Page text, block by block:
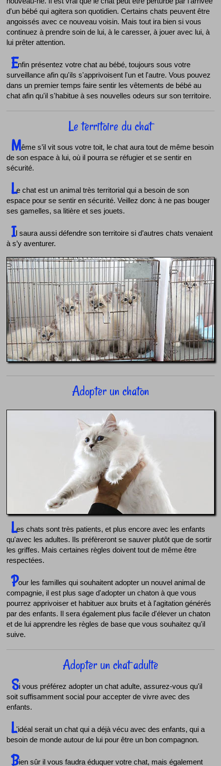
d'un bébé qui agitera son quotidien. Certains chats peuvent être
angoissés avec ce nouveau voisin. Mais tout ira bien si vous
continuez à prendre soin de lui, à le caresser, à jouer avec lui, à
lui prêter attention.
Enfin présentez votre chat au bébé, toujours sous votre
surveillance afin qu'ils s'apprivoisent l'un et l'autre. Vous pouvez
dans un premier temps faire sentir les vêtements de bébé au
chat afin qu'il s'habitue à ses nouvelles odeurs sur son territoire.
Le territoire du chat
Même s’il vit sous votre toit, le chat aura tout de même besoin
de son espace à lui, où il pourra se réfugier et se sentir en
sécurité.
Le chat est un animal très territorial qui a besoin de son
espace pour se sentir en sécurité. Veillez donc à ne pas bouger
ses gamelles, sa litière et ses jouets.
Il saura aussi défendre son territoire si d’autres chats venaient
à s’y aventurer.
Adopter un chaton
Les chats sont très patients, et plus encore avec les enfants
qu'avec les adultes. Ils préfèreront se sauver plutôt que de sortir
les griffes. Mais certaines règles doivent tout de même être
respectées.
Pour les familles qui souhaitent adopter un nouvel animal de
compagnie, il est plus sage d'adopter un chaton à que vous
pourrez apprivoiser et habituer aux bruits et à l'agitation générés
par des enfants. Il sera également plus facile d'élever un chaton
et de lui apprendre les règles de base que vous souhaitez qu'il
suive.
Adopter un chat adulte
Si vous préférez adopter un chat adulte, assurez-vous qu'il
soit suffisamment social pour accepter de vivre avec des
enfants.
L'idéal serait un chat qui a déjà vécu avec des enfants, qui a
besoin de monde autour de lui pour être un bon compagnon.
Bien sûr il vous faudra éduquer votre chat, mais également